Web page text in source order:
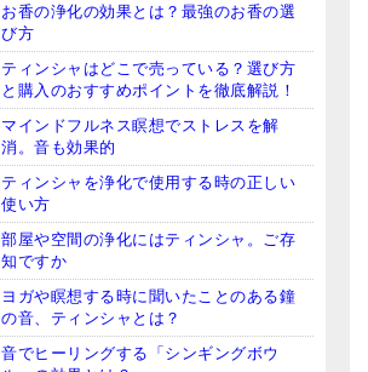
お香の浄化の効果とは？最強のお香の選
び方
ティンシャはどこで売っている？選び方
と購入のおすすめポイントを徹底解説！
マインドフルネス瞑想でストレスを解
消。音も効果的
ティンシャを浄化で使用する時の正しい
使い方
部屋や空間の浄化にはティンシャ。ご存
知ですか
ヨガや瞑想する時に聞いたことのある鐘
の音、ティンシャとは？
音でヒーリングする「シンギングボウ